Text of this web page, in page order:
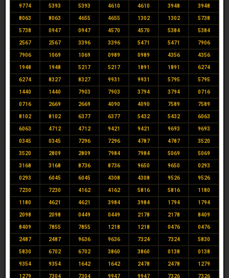
9774 5393 5393 4610 4610 3948 3948
8063 8063 4655 4655 1302 1302 5738
5738 0947 0947 4570 4570 5384 5384
2567 2567 3396 3396 5471 5471 7906
7906 1069 1069 0989 0989 4356 4356
1948 1948 5217 5217 1891 1891 6274
6274 8327 8327 9931 9931 5795 5795
1440 1440 7903 7903 3794 3794 0716
0716 2669 2669 4090 4090 7589 7589
8102 8102 6377 6377 5432 5432 6063
6063 4712 4712 9421 9421 9693 9693
0345 0345 7296 7296 4787 4787 3520
3520 2809 2809 7984 7984 5069 5069
3168 3168 8736 8736 9650 9650 0293
0293 6045 6045 4308 4308 9526 9526
7230 7230 4162 4162 5816 5816 1180
1180 4621 4621 3984 3984 1794 1794
2098 2098 0449 0449 2178 2178 8409
8409 7855 7855 1218 1218 0476 0476
2487 2487 9636 9636 7324 7324 5830
5830 6702 6702 3860 3860 0138 0138
9354 9354 1642 1642 2478 2478 1279
1279 7304 7304 9947 9947 7326 7326